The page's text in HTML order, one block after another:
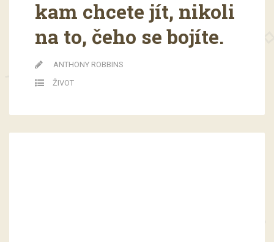
kam chcete jít, nikoli
na to, čeho se bojíte.
ANTHONY ROBBINS
ŽIVOT